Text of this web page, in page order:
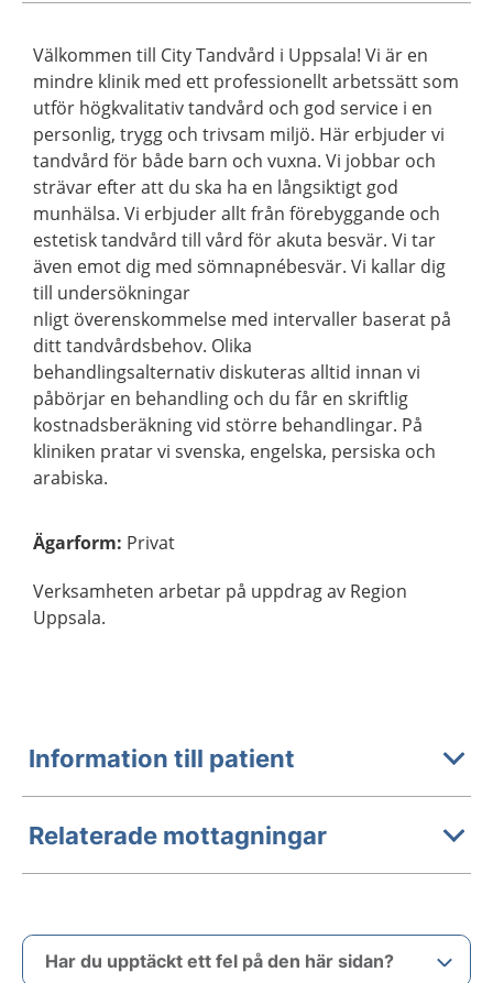
Välkommen till City Tandvård i Uppsala! Vi är en
mindre klinik med ett professionellt arbetssätt som
utför högkvalitativ tandvård och god service i en
personlig, trygg och trivsam miljö. Här erbjuder vi
tandvård för både barn och vuxna. Vi jobbar och
strävar efter att du ska ha en långsiktigt god
munhälsa. Vi erbjuder allt från förebyggande och
estetisk tandvård till vård för akuta besvär. Vi tar
även emot dig med sömnapnébesvär. Vi kallar dig
till undersökningar
nligt överenskommelse med intervaller baserat på
ditt tandvårdsbehov. Olika
behandlingsalternativ diskuteras alltid innan vi
påbörjar en behandling och du får en skriftlig
kostnadsberäkning vid större behandlingar. På
kliniken pratar vi svenska, engelska, persiska och
arabiska.
Ägarform: Privat
Verksamheten arbetar på uppdrag av Region
Uppsala.
Information till patient
Relaterade mottagningar
Har du upptäckt ett fel på den här sidan?